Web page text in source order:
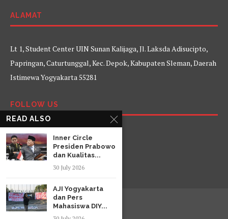
ALAMAT
Lt 1, Student Center UIN Sunan Kalijaga, Jl. Laksda Adisucipto,
Papringan, Caturtunggal, Kec. Depok, Kabupaten Sleman, Daerah
Istimewa Yogyakarta 55281
FOLLOW US
Facebook
TwitterInstagramYouTube
READ ALSO
Inner Circle
Presiden Prabowo
dan Kualitas...
30 July 2026
AJI Yogyakarta
dan Pers
Mahasiswa DIY...